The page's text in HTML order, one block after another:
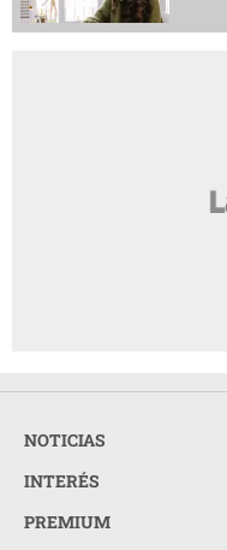
NOTICIAS
INTERÉS
PREMIUM